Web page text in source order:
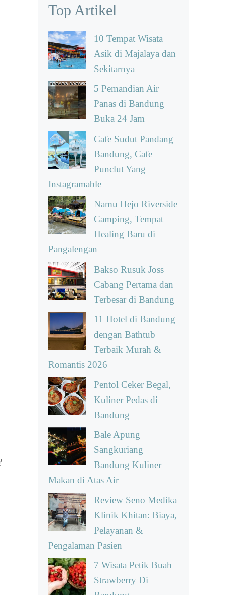
Top Artikel
10 Tempat Wisata
Asik di Majalaya dan
Sekitarnya
5 Pemandian Air
Panas di Bandung
Buka 24 Jam
Cafe Sudut Pandang
Bandung, Cafe
Punclut Yang
Instagramable
Namu Hejo Riverside
Camping, Tempat
Healing Baru di
Pangalengan
Bakso Rusuk Joss
Cabang Pertama dan
Terbesar di Bandung
11 Hotel di Bandung
dengan Bathtub
Terbaik Murah &
Romantis 2026
Pentol Ceker Begal,
Kuliner Pedas di
Bandung
Bale Apung
Sangkuriang
Bandung Kuliner
Makan di Atas Air
Review Seno Medika
Klinik Khitan: Biaya,
Pelayanan &
Pengalaman Pasien
7 Wisata Petik Buah
Strawberry Di